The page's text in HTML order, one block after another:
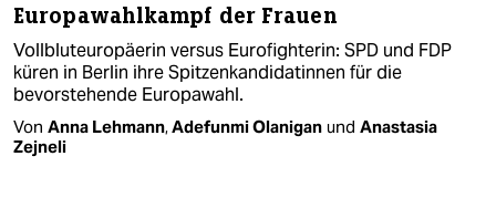
Europawahlkampf der Frauen
Vollbluteuropäerin versus Eurofighterin: SPD und FDP
küren in Berlin ihre Spitzenkandidatinnen für die
bevorstehende Europawahl.
Von Anna Lehmann,Adefunmi Olanigan und Anastasia
Zejneli